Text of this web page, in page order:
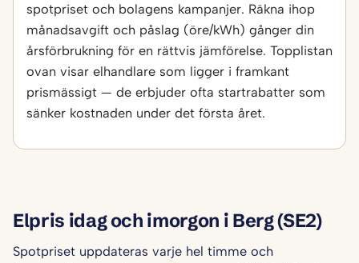
spotpriset och bolagens kampanjer. Räkna ihop
månadsavgift och påslag (öre/kWh) gånger din
årsförbrukning för en rättvis jämförelse. Topplistan
ovan visar elhandlare som ligger i framkant
prismässigt — de erbjuder ofta startrabatter som
sänker kostnaden under det första året.
Elpris idag och imorgon i Berg (SE2)
Spotpriset uppdateras varje hel timme och